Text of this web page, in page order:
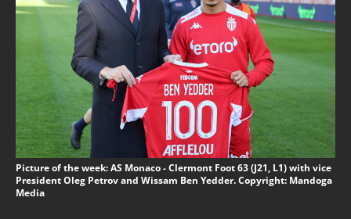
Picture of the week: AS Monaco - Clermont Foot 63 (J21, L1) with vice
President Oleg Petrov and Wissam Ben Yedder. Copyright: Mandoga
Media